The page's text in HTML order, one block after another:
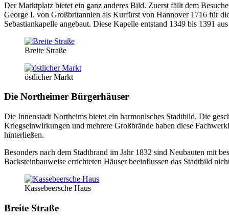
Der Marktplatz bietet ein ganz anderes Bild. Zuerst fällt dem
George I. von Großbritannien als Kurfürst von Hannover 1716 für
Sebastiankapelle angebaut. Diese Kapelle entstand 1349 bis 1391
Breite Straße
östlicher Markt
Die Northeimer Bürgerhäuser
Die Innenstadt Northeims bietet ein harmonisches Stadtbild. Die
Kriegseinwirkungen und mehrere Großbrände haben diese
hinterließen.
Besonders nach dem Stadtbrand im Jahr 1832 sind Neubauten mit
Backsteinbauweise errichteten Häuser beeinflussen das Stadtbild
Kassebeersche Haus
Breite Straße